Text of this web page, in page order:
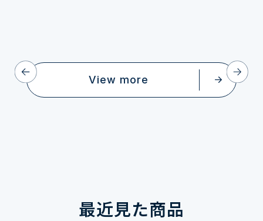
View more
最近見た商品